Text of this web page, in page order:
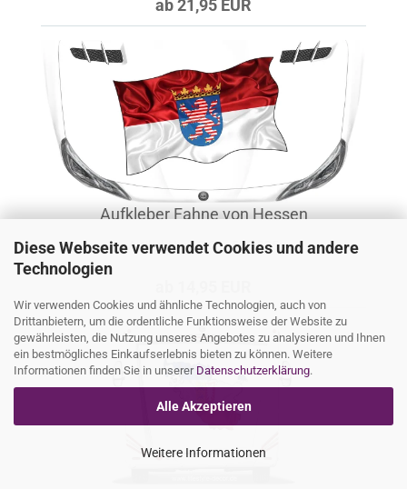
Diese Webseite verwendet Cookies und andere
Technologien
Wir verwenden Cookies und ähnliche Technologien, auch von
Drittanbietern, um die ordentliche Funktionsweise der Website zu
gewährleisten, die Nutzung unseres Angebotes zu analysieren und Ihnen
ein bestmögliches Einkaufserlebnis bieten zu können. Weitere
Informationen finden Sie in unserer Datenschutzerklärung.
Alle Akzeptieren
Weitere Informationen
ab 21,95 EUR
Aufkleber Fahne von Hessen
Artikel‑Nr.: LS-Car-555-325